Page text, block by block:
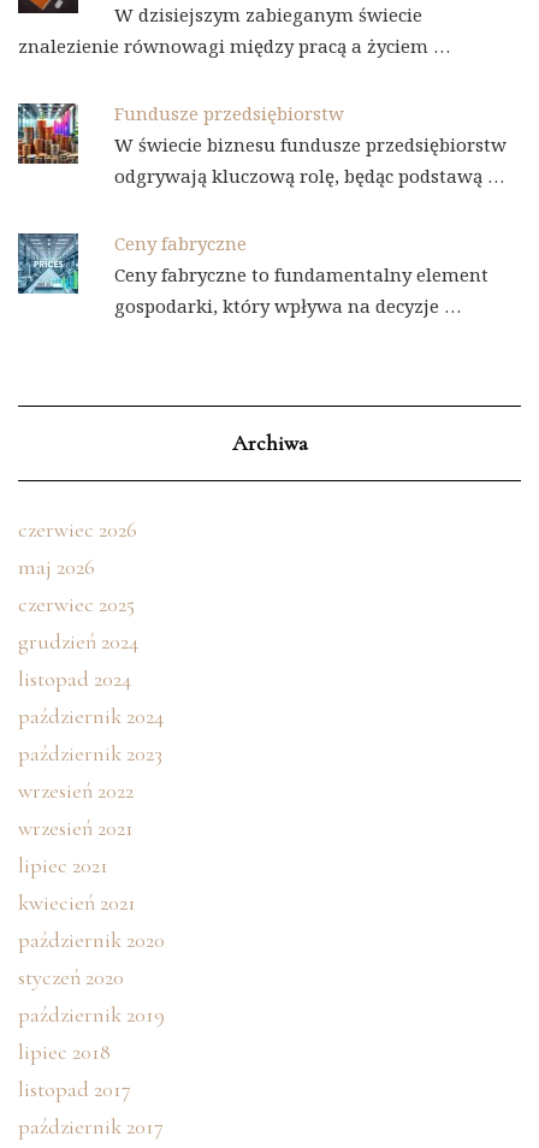
W dzisiejszym zabieganym świecie
znalezienie równowagi między pracą a życiem …
Fundusze przedsiębiorstw
W świecie biznesu fundusze przedsiębiorstw
odgrywają kluczową rolę, będąc podstawą …
Ceny fabryczne
Ceny fabryczne to fundamentalny element
gospodarki, który wpływa na decyzje …
Archiwa
czerwiec 2026
maj 2026
czerwiec 2025
grudzień 2024
listopad 2024
październik 2024
październik 2023
wrzesień 2022
wrzesień 2021
lipiec 2021
kwiecień 2021
październik 2020
styczeń 2020
październik 2019
lipiec 2018
listopad 2017
październik 2017